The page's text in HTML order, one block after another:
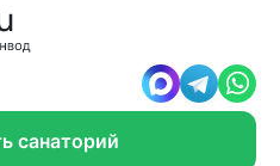
санаторий